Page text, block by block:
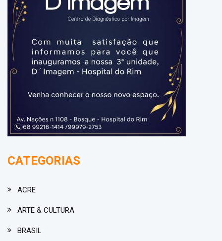
CATEGORIAS
ACRE
ARTE & CULTURA
BRASIL